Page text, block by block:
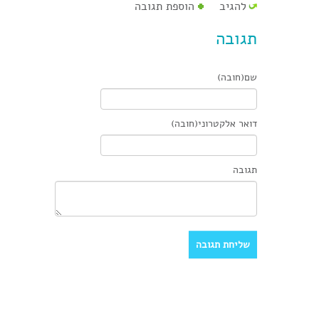
להגיב
הוספת תגובה
תגובה
שם(חובה)
דואר אלקטרוני(חובה)
תגובה